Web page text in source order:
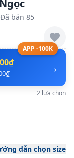
Đã bán 85
APP -100K
→
2 lựa chọn
dẫn chọn size